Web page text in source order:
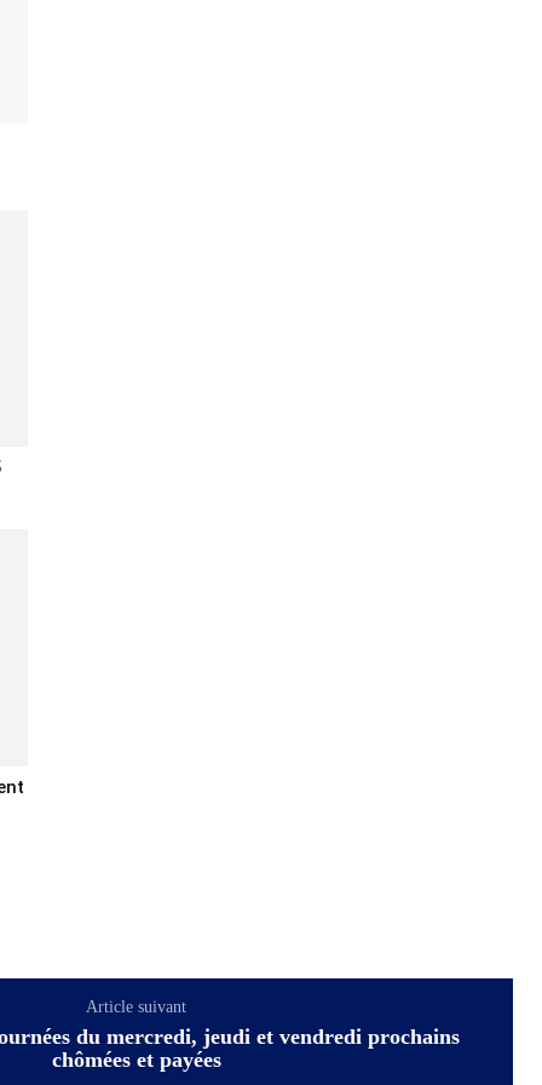
Article suivant
du mercredi, jeudi et vendredi prochains
chômées et payées